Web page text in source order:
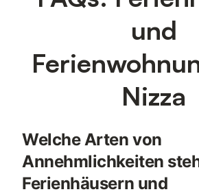
(Kühlschrank, Gefrierschrank, Mikrowelle,
Kaffeemaschine, Wasserkocher), einem
Sitzecke mit Sofa, Couchtischen sowie
kostenfreiem WLAN besteht. Vom
man in das Duschbad mit ebenerdiger
Waschbeckenmöbel und WC. Ein zweites
Ihnen ebenfalls zur Verfügung mit einem
Kleiderschränken und Zugang zu einem
wird ebenfalls für den Aufenthalt
und
Nizza
Welche Arten von
Annehmlichkeiten
Ferienhäusern und